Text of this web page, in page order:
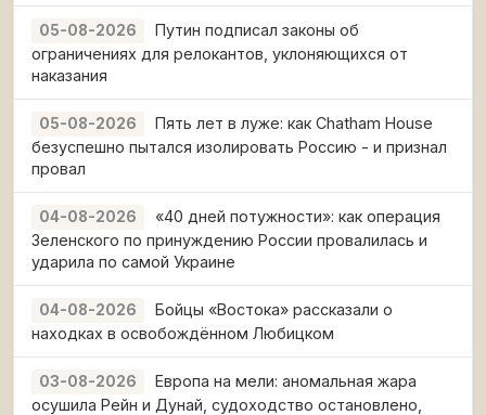
05-08-2026
Путин подписал законы об
ограничениях для релокантов, уклоняющихся от
наказания
05-08-2026
Пять лет в луже: как Chatham House
безуспешно пытался изолировать Россию - и признал
провал
04-08-2026
«40 дней потужности»: как операция
Зеленского по принуждению России провалилась и
ударила по самой Украине
04-08-2026
Бойцы «Востока» рассказали о
находках в освобождённом Любицком
03-08-2026
Европа на мели: аномальная жара
осушила Рейн и Дунай, судоходство остановлено,